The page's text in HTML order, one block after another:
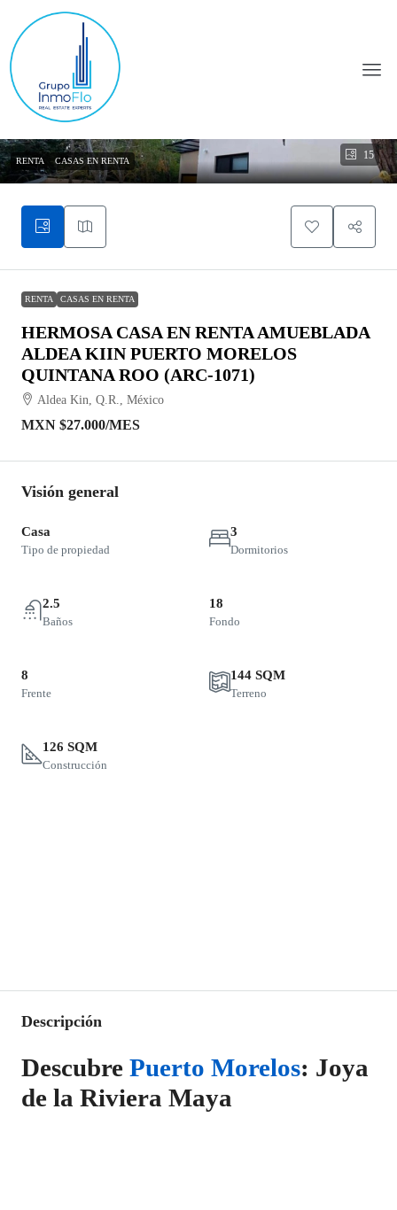
15
RENTA CASAS EN RENTA
RENTA CASAS EN RENTA
HERMOSA CASA EN RENTA AMUEBLADA
ALDEA KIIN PUERTO MORELOS
QUINTANA ROO (ARC-1071)
Aldea Kin, Q.R., México
MXN $27.000/MES
Visión general
Casa
Tipo de propiedad
3
Dormitorios
2.5
Baños
18
Fondo
8
Frente
144 SQM
Terreno
126 SQM
Construcción
Descripción
Descubre Puerto Morelos: Joya
de la Riviera Maya